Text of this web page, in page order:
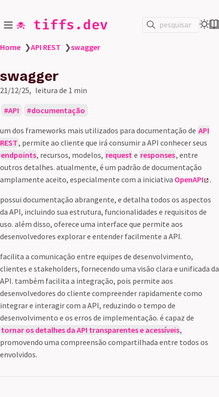
☠️ tiffs.dev pesquisar
Home ❯API REST ❯swagger
swagger
21/12/25 leitura de 1 min
API documentação
um dos frameworks mais utilizados para documentação de API
REST, permite ao cliente que irá consumir a API conhecer seus
endpoints, recursos, modelos, request e responses, entre
outros detalhes. atualmente, é um padrão de documentação
amplamente aceito, especialmente com a iniciativa OpenAPI .
possui documentação abrangente, e detalha todos os aspectos
da API, incluindo sua estrutura, funcionalidades e requisitos de
uso. além disso, oferece uma interface que permite aos
desenvolvedores explorar e entender facilmente a API.
facilita a comunicação entre equipes de desenvolvimento,
clientes e stakeholders, fornecendo uma visão clara e unificada da
API. também facilita a integração, pois permite aos
desenvolvedores do cliente compreender rapidamente como
integrar e interagir com a API, reduzindo o tempo de
desenvolvimento e os erros de implementação. é capaz de
tornar os detalhes da API transparentes e acessíveis,
promovendo uma compreensão compartilhada entre todos os
envolvidos.